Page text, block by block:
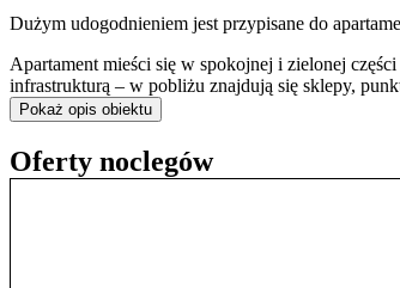
Dużym udogodnieniem jest przypisane do
Apartament mieści się w spokojnej i zielonej
infrastrukturą – w pobliżu znajdują się sklepy,
stwarza warunki do spacerów i aktywnego
Lokalizacja zapewnia sprawną komunikację z
„Przyjaźni”, co ułatwia dojazd do centrum i
Pokaż opis obiektu
Oferty noclegów